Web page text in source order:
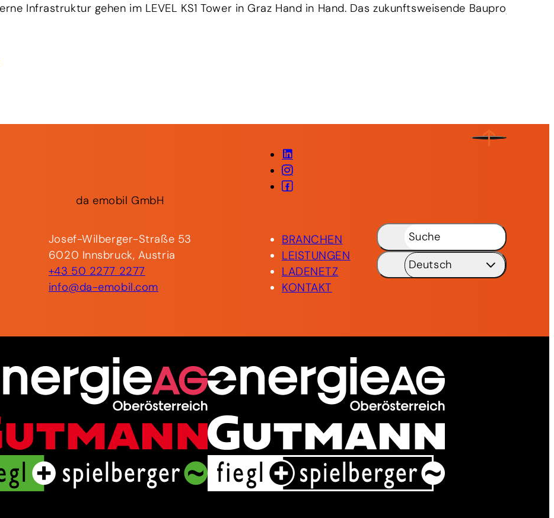
ein klares Ziel: Industriegüter und Waren künftig CO₂‑frei zu transportieren. Dafür wird kräftig in
da emobil GmbH
Josef-Wilberger-Straße 53
6020 Innsbruck, Austria
+43 50 2277 2277
info@da-emobil.com
Instagram
Facebook
BRANCHEN
LEISTUNGEN
LADENETZ
KONTAKT
Suche
Deutsch